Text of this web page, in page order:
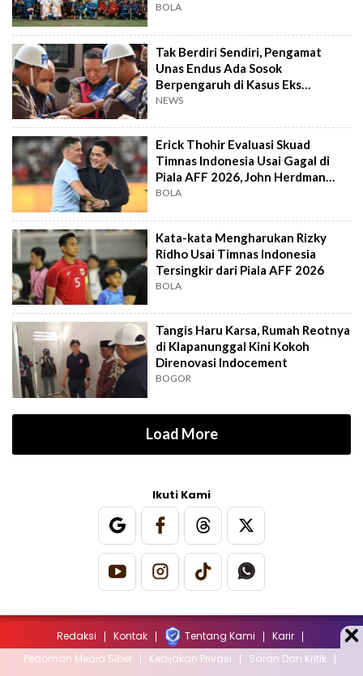
BOLA
Tak Berdiri Sendiri, Pengamat
Unas Endus Ada Sosok
Berpengaruh di Kasus Eks
Jampidsus
NEWS
Erick Thohir Evaluasi Skuad
Timnas Indonesia Usai Gagal di
Piala AFF 2026, John Herdman
Out?
BOLA
Kata-kata Mengharukan Rizky
Ridho Usai Timnas Indonesia
Tersingkir dari Piala AFF 2026
BOLA
Tangis Haru Karsa, Rumah Reotnya
di Klapanunggal Kini Kokoh
Direnovasi Indocement
BOGOR
Load More
Ikuti Kami
Redaksi Kontak Tentang Kami
Karir
Pedoman Media Siber
Kebijakan Privasi
Saran Dan Kritik